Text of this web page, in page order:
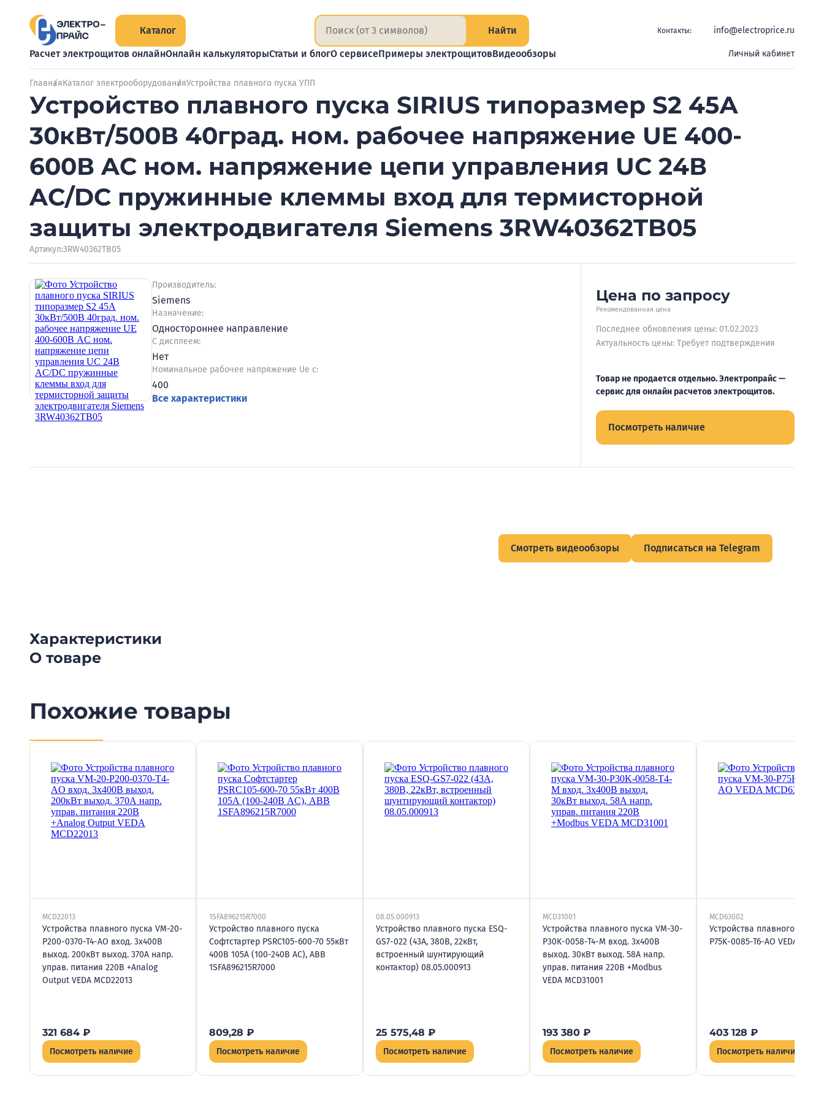
Каталог Найти Контакты: info@electroprice.ru
Расчет электрощитов онлайнОнлайн калькуляторыСтатьи и блогО сервисеПримеры электрощитовВидеообзоры Личный кабинет
ГлавнаяКаталог электрооборудованияУстройства плавного пуска УПП
Устройство плавного пуска SIRIUS типоразмер S2 45А
30кВт/500В 40град. ном. рабочее напряжение UE 400-
600В AC ном. напряжение цепи управления UC 24В
AC/DC пружинные клеммы вход для термисторной
защиты электродвигателя Siemens 3RW40362TB05
Артикул:3RW40362TB05
Производитель:
Siemens
Назначение:
Одностороннее направление
С дисплеем:
Нет
Номинальное рабочее напряжение Ue с:
400
Все характеристики
Цена по запросу
Рекомендованная цена
Последнее обновления цены: 01.02.2023
Актуальность цены: Требует подтверждения
Товар не продается отдельно. Электропрайс —
сервис для онлайн расчетов электрощитов.
Посмотреть наличие
Смотреть видеообзоры Подписаться на Telegram
Характеристики
О товаре
Похожие товары
MCD22013
Устройства плавного пуска VM-20-
P200-0370-T4-AO вход. 3х400В
выход. 200кВт выход. 370А напр.
управ. питания 220В +Analog
Output VEDA MCD22013
321 684 ₽
Посмотреть наличие
1SFA896215R7000
Устройство плавного пуска
Софтстартер PSRC105-600-70 55кВт
400В 105А (100-240В AC), ABB
1SFA896215R7000
809,28 ₽
Посмотреть наличие
08.05.000913
Устройство плавного пуска ESQ-
GS7-022 (43А, 380В, 22кВт,
встроенный шунтирующий
контактор) 08.05.000913
25 575,48 ₽
Посмотреть наличие
MCD31001
Устройства плавного пуска VM-30-
P30K-0058-T4-M вход. 3х400В
выход. 30кВт выход. 58А напр.
управ. питания 220В +Modbus
VEDA MCD31001
193 380 ₽
Посмотреть наличие
MCD63002
Устройства плавного пуска
P75K-0085-T6-AO VEDA
403 128 ₽
Посмотреть наличие